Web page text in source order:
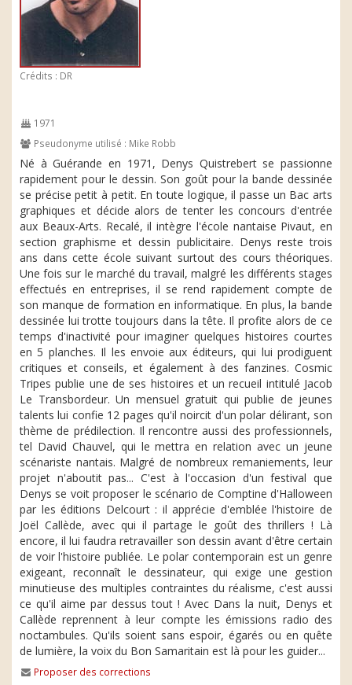
Crédits : DR
1971
Pseudonyme utilisé : Mike Robb
Né à Guérande en 1971, Denys Quistrebert se passionne
rapidement pour le dessin. Son goût pour la bande dessinée
se précise petit à petit. En toute logique, il passe un Bac arts
graphiques et décide alors de tenter les concours d'entrée
aux Beaux-Arts. Recalé, il intègre l'école nantaise Pivaut, en
section graphisme et dessin publicitaire. Denys reste trois
ans dans cette école suivant surtout des cours théoriques.
Une fois sur le marché du travail, malgré les différents stages
effectués en entreprises, il se rend rapidement compte de
son manque de formation en informatique. En plus, la bande
dessinée lui trotte toujours dans la tête. Il profite alors de ce
temps d'inactivité pour imaginer quelques histoires courtes
en 5 planches. Il les envoie aux éditeurs, qui lui prodiguent
critiques et conseils, et également à des fanzines. Cosmic
Tripes publie une de ses histoires et un recueil intitulé Jacob
Le Transbordeur. Un mensuel gratuit qui publie de jeunes
talents lui confie 12 pages qu'il noircit d'un polar délirant, son
thème de prédilection. Il rencontre aussi des professionnels,
tel David Chauvel, qui le mettra en relation avec un jeune
scénariste nantais. Malgré de nombreux remaniements, leur
projet n'aboutit pas... C'est à l'occasion d'un festival que
Denys se voit proposer le scénario de Comptine d'Halloween
par les éditions Delcourt : il apprécie d'emblée l'histoire de
Joël Callède, avec qui il partage le goût des thrillers ! Là
encore, il lui faudra retravailler son dessin avant d'être certain
de voir l'histoire publiée. Le polar contemporain est un genre
exigeant, reconnaît le dessinateur, qui exige une gestion
minutieuse des multiples contraintes du réalisme, c'est aussi
ce qu'il aime par dessus tout ! Avec Dans la nuit, Denys et
Callède reprennent à leur compte les émissions radio des
noctambules. Qu'ils soient sans espoir, égarés ou en quête
de lumière, la voix du Bon Samaritain est là pour les guider...
Proposer des corrections